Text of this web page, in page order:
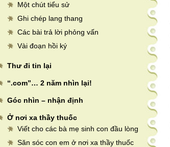
Một chút tiểu sử
Ghi chép lang thang
Các bài trả lời phỏng vấn
Vài đoạn hồi ký
Thư đi tin lại
“.com”… 2 năm nhìn lại!
Góc nhìn – nhận định
Ở nơi xa thầy thuốc
Viết cho các bà mẹ sinh con đầu lòng
Săn sóc con em ở nơi xa thầy thuốc